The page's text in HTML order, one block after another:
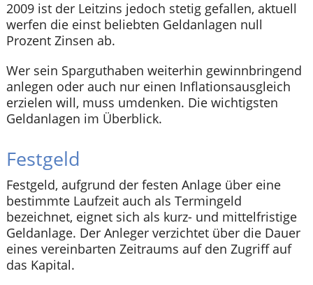
2009 ist der Leitzins jedoch stetig gefallen, aktuell
werfen die einst beliebten Geldanlagen null
Prozent Zinsen ab.
Wer sein Sparguthaben weiterhin gewinnbringend
anlegen oder auch nur einen Inflationsausgleich
erzielen will, muss umdenken. Die wichtigsten
Geldanlagen im Überblick.
Festgeld
Festgeld, aufgrund der festen Anlage über eine
bestimmte Laufzeit auch als Termingeld
bezeichnet, eignet sich als kurz- und mittelfristige
Geldanlage. Der Anleger verzichtet über die Dauer
eines vereinbarten Zeitraums auf den Zugriff auf
das Kapital.